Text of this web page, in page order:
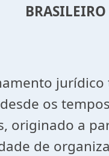
BRASILEIRO
jurídico
os
originado a
de